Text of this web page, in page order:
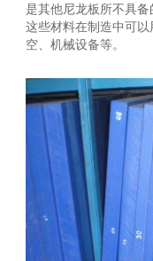
是其他尼龙板所不具备
这些材料在制造中可
空、机械设备等。